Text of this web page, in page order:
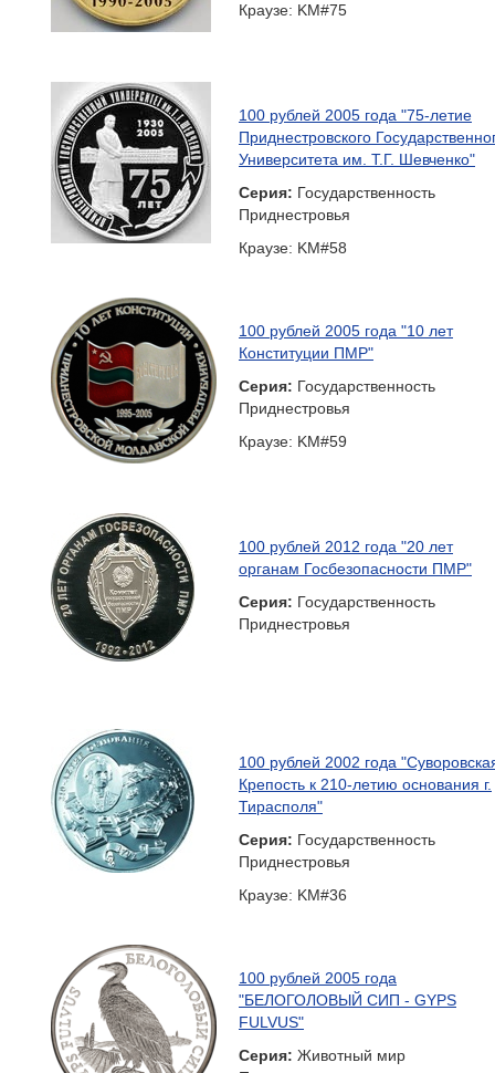
Краузе: KM#75
100 рублей 2005 года "75-летие
Приднестровского
Университета им. Т.Г. Шевченко"
Серия: Государственность
Приднестровья
Краузе: KM#58
100 рублей 2005 года "10 лет
Конституции ПМР"
Серия: Государственность
Приднестровья
Краузе: KM#59
100 рублей 2012 года "20 лет
органам Госбезопасности ПМР"
Серия: Государственность
Приднестровья
100 рублей 2002 года
Крепость к 210-летию основания г.
Тирасполя"
Серия: Государственность
Приднестровья
Краузе: KM#36
100 рублей 2005 года
"БЕЛОГОЛОВЫЙ СИП - GYPS
FULVUS"
Серия: Животный мир